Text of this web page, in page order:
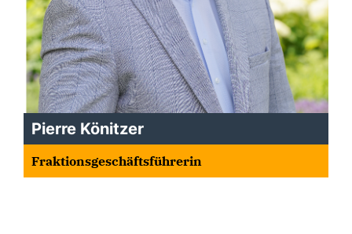
Pierre Könitzer
Fraktionsgeschäftsführerin